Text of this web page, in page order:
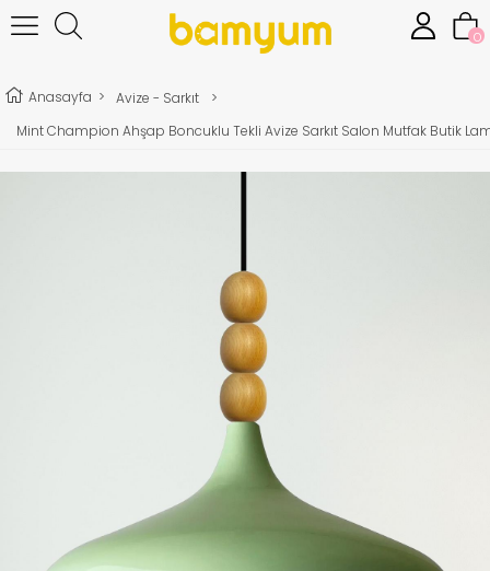
0
Anasayfa > Avize - Sarkıt
>
Mint Champion Ahşap Boncuklu Tekli Avize Sarkıt Salon Mutfak Butik